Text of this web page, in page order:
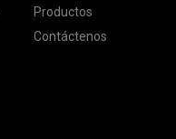
Productos
Contáctenos